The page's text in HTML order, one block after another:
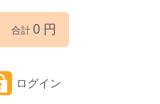
ログイン
合計 0 円